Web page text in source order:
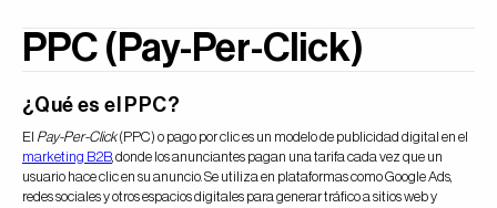
PPC (Pay-Per-Click)
¿Qué es el PPC?
El Pay-Per-Click(PPC) o pago por clic es un modelo de publicidad digital en el
marketing B2B , donde los anunciantes pagan una tarifa cada vez que un
usuario hace clic en su anuncio. Se utiliza en plataformas como Google Ads,
redes sociales y otros espacios digitales para generar tráfico a sitios web y